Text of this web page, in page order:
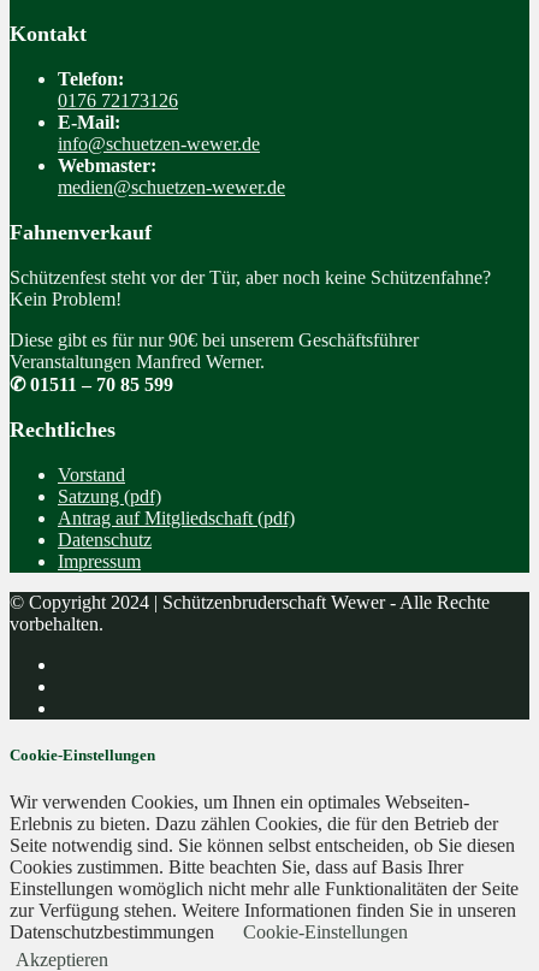
Kontakt
Telefon:
0176 72173126
E-Mail:
info@schuetzen-wewer.de
Webmaster:
medien@schuetzen-wewer.de
Fahnenverkauf
Schützenfest steht vor der Tür, aber noch keine Schützenfahne?
Kein Problem!
Diese gibt es für nur 90€ bei unserem Geschäftsführer
Veranstaltungen Manfred Werner.
✆ 01511 – 70 85 599
Rechtliches
Vorstand
Satzung (pdf)
Antrag auf Mitgliedschaft (pdf)
Datenschutz
Impressum
© Copyright 2024 | Schützenbruderschaft Wewer - Alle Rechte
vorbehalten.
Cookie-Einstellungen
Wir verwenden Cookies, um Ihnen ein optimales Webseiten-
Erlebnis zu bieten. Dazu zählen Cookies, die für den Betrieb der
Seite notwendig sind. Sie können selbst entscheiden, ob Sie diesen
Cookies zustimmen. Bitte beachten Sie, dass auf Basis Ihrer
Einstellungen womöglich nicht mehr alle Funktionalitäten der Seite
zur Verfügung stehen. Weitere Informationen finden Sie in unseren
Datenschutzbestimmungen
Cookie-Einstellungen
Akzeptieren